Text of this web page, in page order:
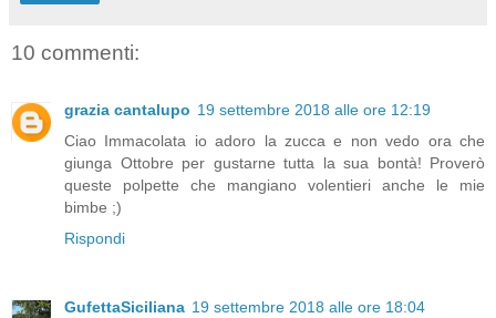
10 commenti:
grazia cantalupo 19 settembre 2018 alle ore 12:19
Ciao Immacolata io adoro la zucca e non vedo ora che
giunga Ottobre per gustarne tutta la sua bontà! Proverò
queste polpette che mangiano volentieri anche le mie
bimbe ;)
Rispondi
GufettaSiciliana 19 settembre 2018 alle ore 18:04